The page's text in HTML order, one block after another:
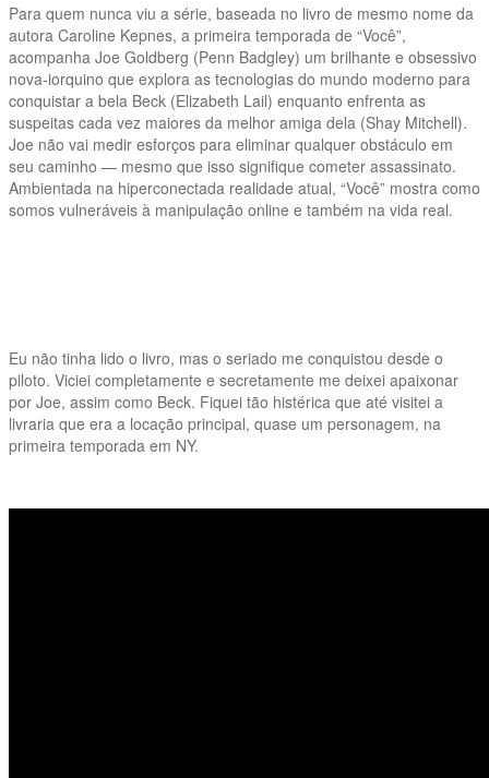
Para quem nunca viu a série, baseada no livro de mesmo nome da
autora Caroline Kepnes, a primeira temporada de “Você”,
acompanha Joe Goldberg (Penn Badgley) um brilhante e obsessivo
nova-iorquino que explora as tecnologias do mundo moderno para
conquistar a bela Beck (Elizabeth Lail) enquanto enfrenta as
suspeitas cada vez maiores da melhor amiga dela (Shay Mitchell).
Joe não vai medir esforços para eliminar qualquer obstáculo em
seu caminho — mesmo que isso signifique cometer assassinato.
Ambientada na hiperconectada realidade atual, “Você” mostra como
somos vulneráveis à manipulação online e também na vida real.
Eu não tinha lido o livro, mas o seriado me conquistou desde o
piloto. Viciei completamente e secretamente me deixei apaixonar
por Joe, assim como Beck. Fiquei tão histérica que até visitei a
livraria que era a locação principal, quase um personagem, na
primeira temporada em NY.